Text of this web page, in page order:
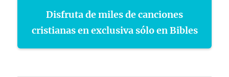
Disfruta de miles de canciones
cristianas en exclusiva sólo en Bibles